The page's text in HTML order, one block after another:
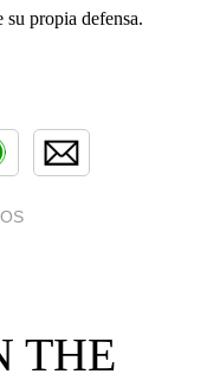
propia defensa.
THE